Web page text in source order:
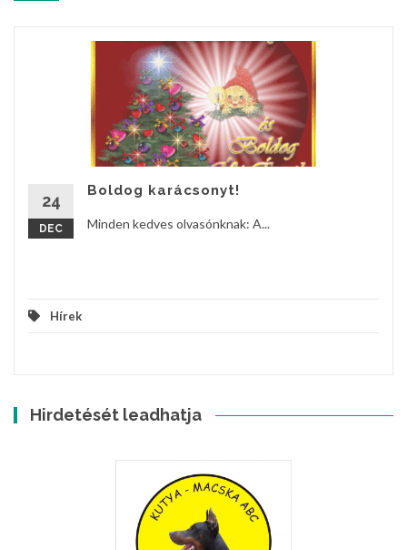
24
DEC
Boldog karácsonyt!
Minden kedves olvasónknak: A...
Hírek
Hirdetését leadhatja